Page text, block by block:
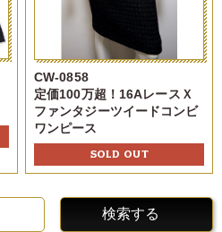
CW-0858
定価100万超！16AレースＸ
ファンタジーツイードコンビ
ワンピース
SOLD OUT
検索する